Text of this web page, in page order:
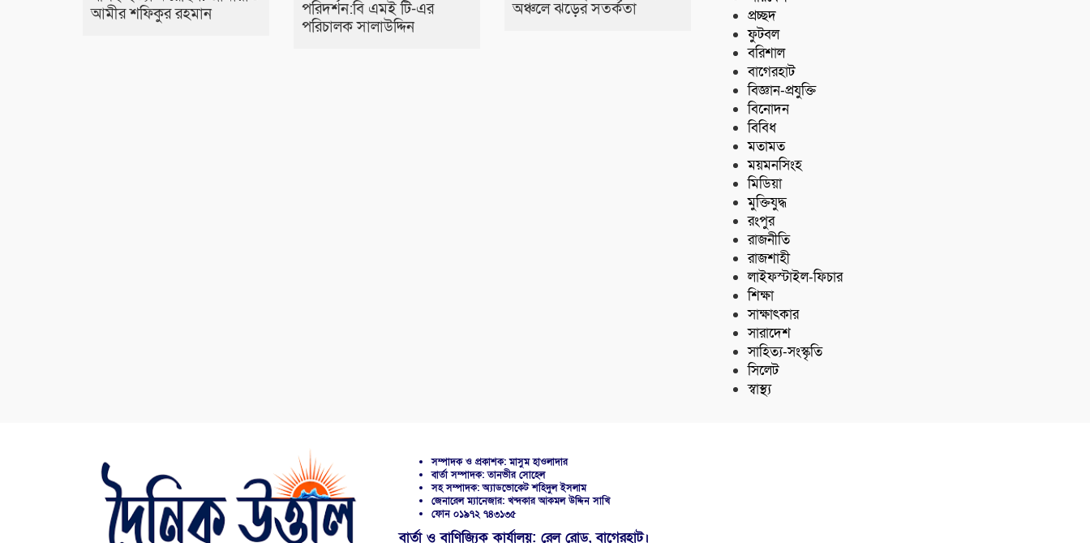
আমীর শফিকুর রহমান
পরিদর্শন:বি এমই টি-এর
পরিচালক সালাউদ্দিন
অঞ্চলে ঝড়ের সতর্কতা
প্রচ্ছদ
ফুটবল
বরিশাল
বাগেরহাট
বিজ্ঞান-প্রযুক্তি
বিনোদন
বিবিধ
মতামত
ময়মনসিংহ
মিডিয়া
মুক্তিযুদ্ধ
রংপুর
রাজনীতি
রাজশাহী
লাইফস্টাইল-ফিচার
শিক্ষা
সাক্ষাৎকার
সারাদেশ
সাহিত্য-সংস্কৃতি
সিলেট
স্বাস্থ্য
সম্পাদক ও প্রকাশক: মাসুম হাওলাদার
বার্তা সম্পাদক: তানভীর সোহেল
সহ সম্পাদক: অ্যাডভোকেট শহিদুল ইসলাম
জেনারেল ম্যানেজার: খন্দকার আকমল উদ্দিন সাখি
ফোন ০১৯৭২ ৭৪৩১৩৫
বার্তা ও বাণিজ্যিক কার্যালয়: রেল রোড, বাগেরহাট।